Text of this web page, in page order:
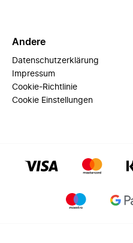
Andere
Datenschutzerklärung
Impressum
Cookie-Richtlinie
Cookie Einstellungen